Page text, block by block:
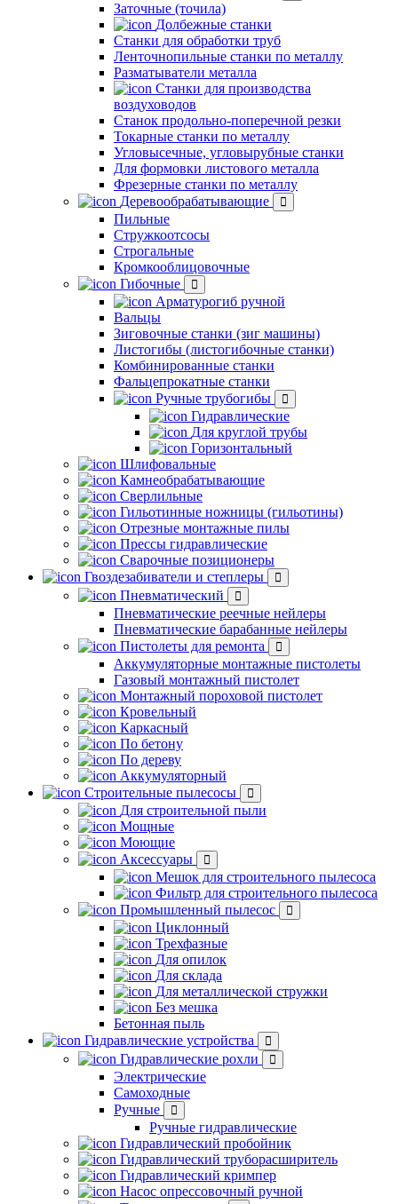
Заточные (точила)
Долбежные станки
Станки для обработки труб
Ленточнопильные станки по металлу
Разматыватели металла
Станки для производства
воздуховодов
Станок продольно-поперечной резки
Токарные станки по металлу
Угловысечные, угловырубные станки
Для формовки листового металла
Фрезерные станки по металлу
Деревообрабатывающие
Пильные
Стружкоотсосы
Строгальные
Кромкооблицовочные
Гибочные
Арматурогиб ручной
Вальцы
Зиговочные станки (зиг машины)
Листогибы (листогибочные станки)
Комбинированные станки
Фальцепрокатные станки
Ручные трубогибы
Гидравлические
Для круглой трубы
Горизонтальный
Шлифовальные
Камнеобрабатывающие
Сверлильные
Гильотинные ножницы (гильотины)
Отрезные монтажные пилы
Прессы гидравлические
Сварочные позиционеры
Гвоздезабиватели и степлеры
Пневматический
Пневматические реечные нейлеры
Пневматические барабанные нейлеры
Пистолеты для ремонта
Аккумуляторные монтажные пистолеты
Газовый монтажный пистолет
Монтажный пороховой пистолет
Кровельный
Каркасный
По бетону
По дереву
Аккумуляторный
Строительные пылесосы
Для строительной пыли
Мощные
Моющие
Аксессуары
Мешок для строительного пылесоса
Фильтр для строительного пылесоса
Промышленный пылесос
Циклонный
Трехфазные
Для опилок
Для склада
Для металлической стружки
Без мешка
Бетонная пыль
Гидравлические устройства
Гидравлические рохли
Электрические
Самоходные
Ручные
Ручные гидравлические
Гидравлический пробойник
Гидравлический труборасширитель
Гидравлический кримпер
Насос опрессовочный ручной